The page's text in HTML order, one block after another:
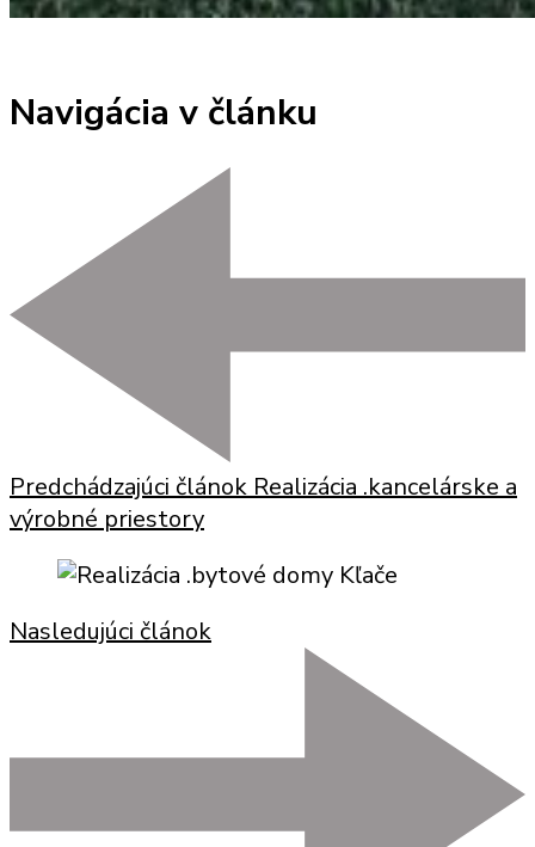
Navigácia v článku
Predchádzajúci článok Realizácia .kancelárske a
výrobné priestory
Nasledujúci článok